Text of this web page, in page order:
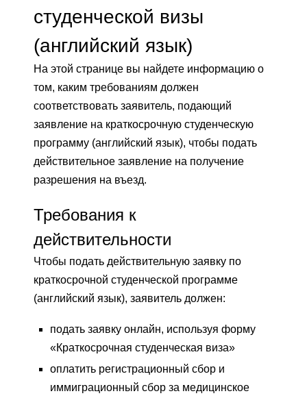
студенческой визы
(английский язык)
На этой странице вы найдете информацию о
том, каким требованиям должен
соответствовать заявитель, подающий
заявление на краткосрочную студенческую
программу (английский язык), чтобы подать
действительное заявление на получение
разрешения на въезд.
Требования к
действительности
Чтобы подать действительную заявку по
краткосрочной студенческой программе
(английский язык), заявитель должен:
подать заявку онлайн, используя форму
«Краткосрочная студенческая виза»
оплатить регистрационный сбор и
иммиграционный сбор за медицинское